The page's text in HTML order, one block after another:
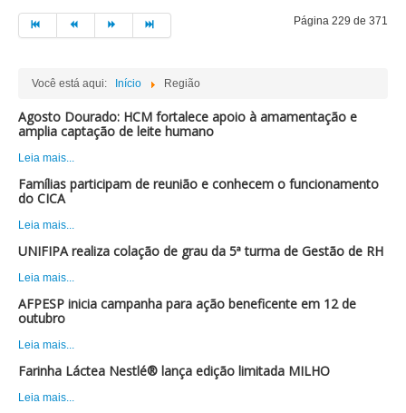
Página 229 de 371
Você está aqui: Início Região
Agosto Dourado: HCM fortalece apoio à amamentação e
amplia captação de leite humano
Leia mais...
Famílias participam de reunião e conhecem o funcionamento
do CICA
Leia mais...
UNIFIPA realiza colação de grau da 5ª turma de Gestão de RH
Leia mais...
AFPESP inicia campanha para ação beneficente em 12 de
outubro
Leia mais...
Farinha Láctea Nestlé® lança edição limitada MILHO
Leia mais...